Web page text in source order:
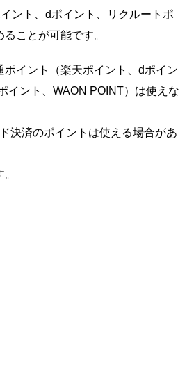
ント、dポイント、リクルートポ
ことが可能です。
イント（楽天ポイント、dポイン
イント、WAON POINT）は使えな
決済のポイントは使える場合があ